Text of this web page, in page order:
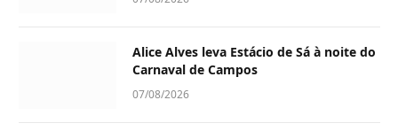
Alice Alves leva Estácio de Sá à noite do
Carnaval de Campos
07/08/2026